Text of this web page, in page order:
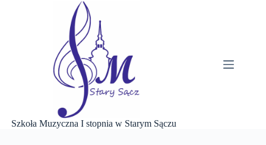
Szkoła Muzyczna I stopnia w Starym Sączu